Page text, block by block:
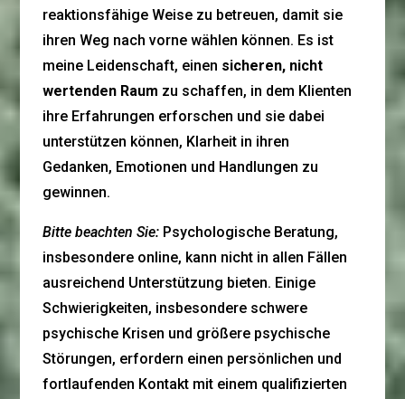
reaktionsfähige Weise zu betreuen, damit sie
ihren Weg nach vorne wählen können. Es ist
meine Leidenschaft, einen sicheren, nicht
wertenden Raum zu schaffen, in dem Klienten
ihre Erfahrungen erforschen und sie dabei
unterstützen können, Klarheit in ihren
Gedanken, Emotionen und Handlungen zu
gewinnen.
Bitte beachten Sie: Psychologische Beratung,
insbesondere online, kann nicht in allen Fällen
ausreichend Unterstützung bieten. Einige
Schwierigkeiten, insbesondere schwere
psychische Krisen und größere psychische
Störungen, erfordern einen persönlichen und
fortlaufenden Kontakt mit einem qualifizierten